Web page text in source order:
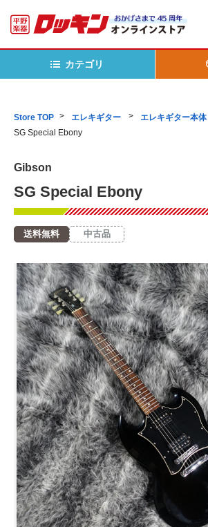
カテゴリ
Store TOP エレキギター エレキギター本体
SG Special Ebony
Gibson
SG Special Ebony
送料無料 中古品